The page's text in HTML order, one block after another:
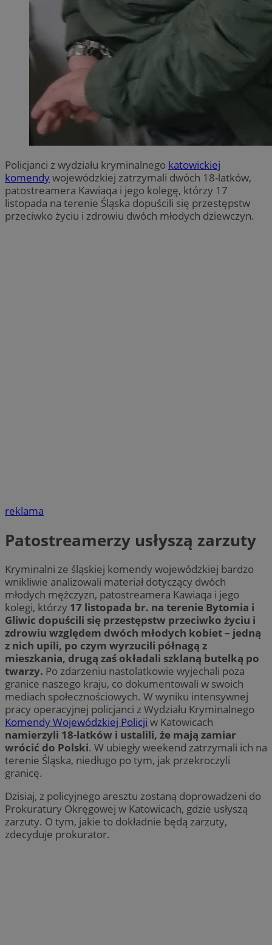
Policjanci z wydziału kryminalnego katowickiej
komendywojewódzkiej zatrzymali dwóch 18-latków,
patostreamera Kawiaqa i jego kolegę, którzy 17
listopada na terenie Śląska dopuścili się przestępstw
przeciwko życiu i zdrowiu dwóch młodych dziewczyn.
reklama
Patostreamerzy usłyszą zarzuty
Kryminalni ze śląskiej komendy wojewódzkiej bardzo
wnikliwie analizowali materiał dotyczący dwóch
młodych mężczyzn, patostreamera Kawiaqa i jego
kolegi, którzy 17 listopada br. na terenie Bytomia i
Gliwic dopuścili się przestępstw przeciwko życiu i
zdrowiu względem dwóch młodych kobiet – jedną
z nich upili, po czym wyrzucili półnagą z
mieszkania, drugą zaś okładali szklaną butelką po
twarzy. Po zdarzeniu nastolatkowie wyjechali poza
granice naszego kraju, co dokumentowali w swoich
mediach społecznościowych. W wyniku intensywnej
pracy operacyjnej policjanci z Wydziału Kryminalnego
Komendy Wojewódzkiej Policji w Katowicach
namierzyli 18-latków i ustalili, że mają zamiar
wrócić do Polski. W ubiegły weekend zatrzymali ich na
terenie Śląska, niedługo po tym, jak przekroczyli
granicę.
Dzisiaj, z policyjnego aresztu zostaną doprowadzeni do
Prokuratury Okręgowej w Katowicach, gdzie usłyszą
zarzuty. O tym, jakie to dokładnie będą zarzuty,
zdecyduje prokurator.